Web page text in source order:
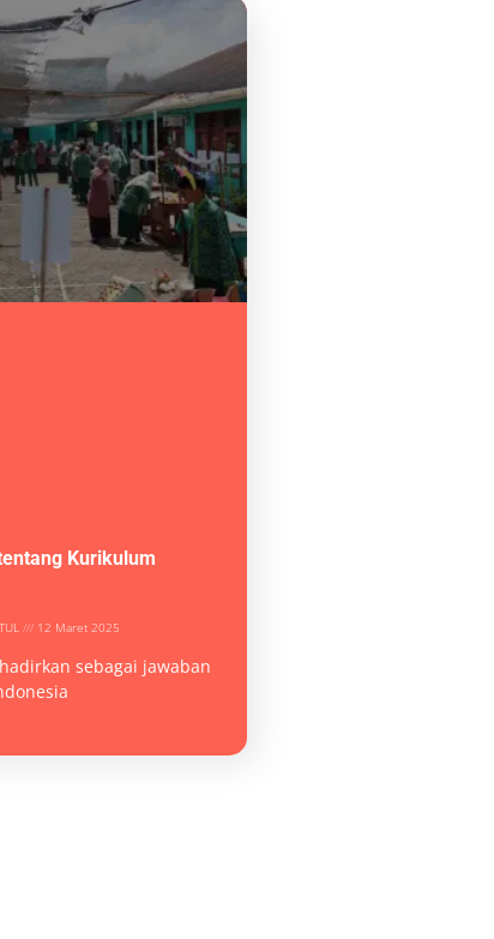
Kurikulum
12 Maret 2025
sebagai jawaban